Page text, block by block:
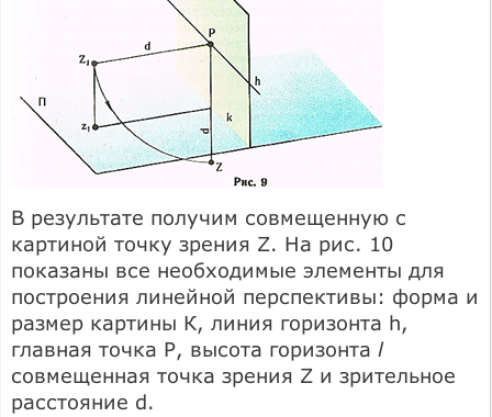
В результате получим совмещенную с
картиной точку зрения Z. На рис. 10
показаны все необходимые элементы для
построения линейной перспективы: форма и
размер картины К, линия горизонта h,
главная точка Р, высота горизонта l
совмещенная точка зрения Z и зрительное
расстояние d.